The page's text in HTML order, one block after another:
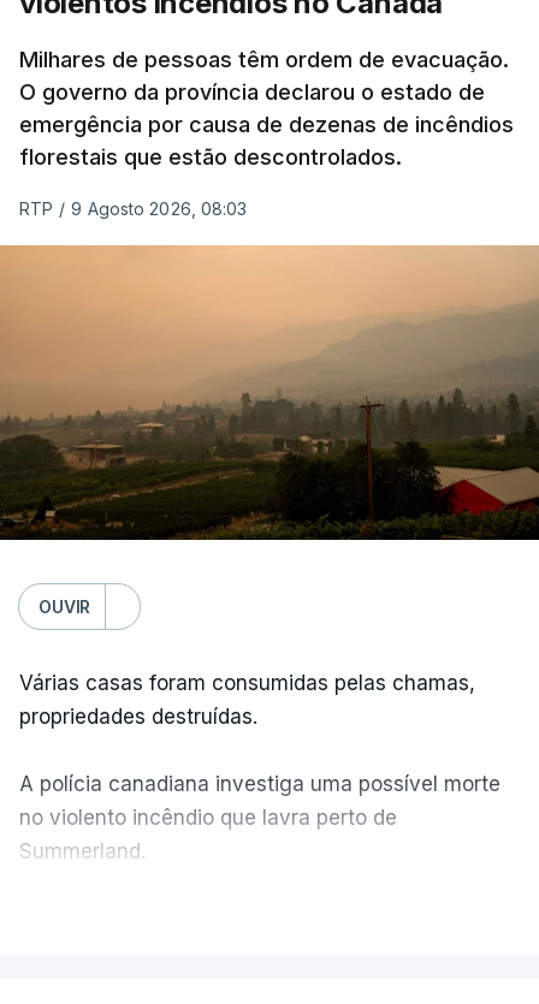
Milhares de pessoas têm ordem de evacuação.
O governo da província declarou o estado de
emergência por causa de dezenas de incêndios
florestais que estão descontrolados.
RTP / 9 Agosto 2026, 08:03
OUVIR
Várias casas foram consumidas pelas chamas,
propriedades destruídas.
A polícia canadiana investiga uma possível morte
no violento incêndio que lavra perto de
Summerland.